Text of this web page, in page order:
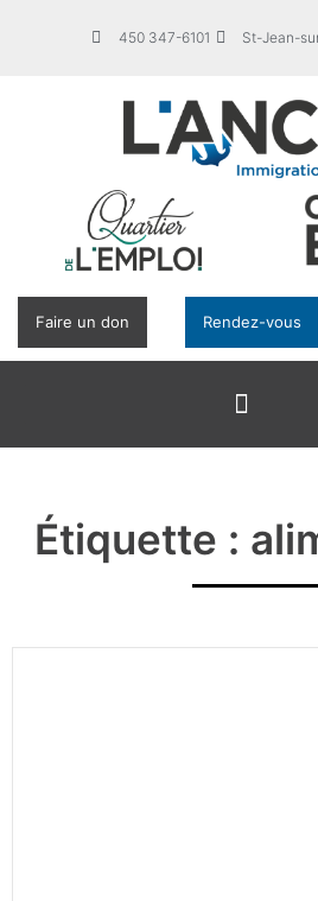
450 347-6101 St-Jean-
Faire un don Rendez-vous
Étiquette :